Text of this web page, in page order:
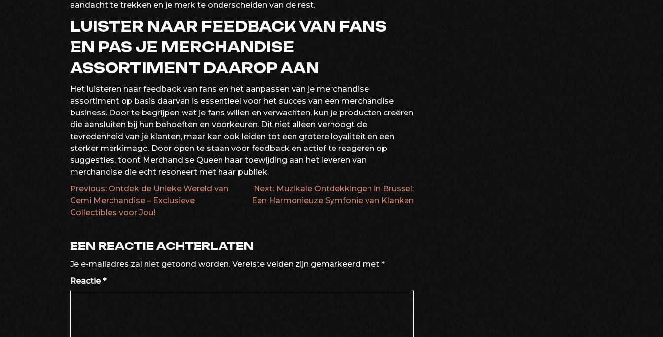
aandacht te trekken en je merk te onderscheiden van de rest.
LUISTER NAAR FEEDBACK VAN FANS
EN PAS JE MERCHANDISE
ASSORTIMENT DAAROP AAN
Het luisteren naar feedback van fans en het aanpassen van je merchandise
assortiment op basis daarvan is essentieel voor het succes van een merchandise
business. Door te begrijpen wat je fans willen en verwachten, kun je producten creëren
die aansluiten bij hun behoeften en voorkeuren. Dit niet alleen verhoogt de
tevredenheid van je klanten, maar kan ook leiden tot een grotere loyaliteit en een
sterker merkimago. Door open te staan voor feedback en actief te reageren op
suggesties, toont Merchandise Queen haar toewijding aan het leveren van
merchandise die echt resoneert met haar publiek.
BERICHTNAVIGATIE
Previous: Ontdek de Unieke Wereld van
Cemi Merchandise – Exclusieve
Collectibles voor Jou!
Next: Muzikale Ontdekkingen in Brussel:
Een Harmonieuze Symfonie van Klanken
EEN REACTIE ACHTERLATEN
Je e-mailadres zal niet getoond worden. Vereiste velden zijn gemarkeerd met *
Reactie*